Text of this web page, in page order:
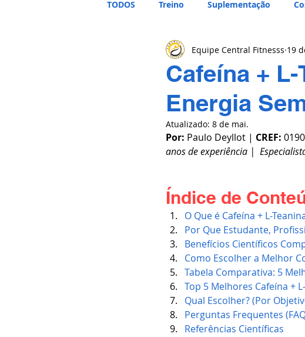
TODOS Treino Suplementação
Cafeína +
Energia
Equipe Central Fitnesss 19
Atualizado: 8 de mai.
Por: Paulo Deyllot | CREF:
anos de experiência |
Índice de
O Que é Cafeína + L-
Por Que Estudante,
Benefícios Científicos
Como Escolher a Melhor
Tabela Comparativa: 5
Top 5 Melhores Cafeína +
Qual Escolher? (Por
Perguntas Frequentes
Referências Científicas